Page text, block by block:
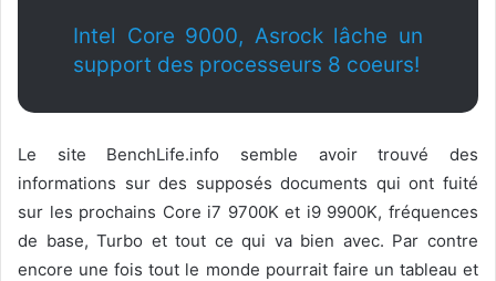
Intel Core 9000, Asrock lâche un
support des processeurs 8 coeurs!
Le site BenchLife.info semble avoir trouvé des
informations sur des supposés documents qui ont fuité
sur les prochains Core i7 9700K et i9 9900K, fréquences
de base, Turbo et tout ce qui va bien avec. Par contre
encore une fois tout le monde pourrait faire un tableau et